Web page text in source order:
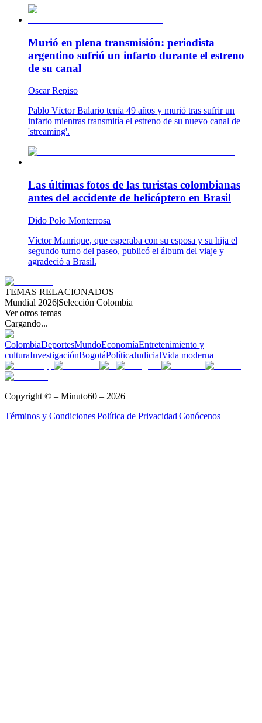
Murió en plena transmisión: periodista
argentino sufrió un infarto durante el estreno
de su canal
Oscar Repiso
Pablo Víctor Balario tenía 49 años y murió tras sufrir un
infarto mientras transmitía el estreno de su nuevo canal de
'streaming'.
Las últimas fotos de las turistas colombianas
antes del accidente de helicóptero en Brasil
Dido Polo Monterrosa
Víctor Manrique, que esperaba con su esposa y su hija el
segundo turno del paseo, publicó el álbum del viaje y
agradeció a Brasil.
TEMAS RELACIONADOS
Mundial 2026|Selección Colombia
Ver otros temas
Cargando...
ColombiaDeportesMundoEconomíaEntretenimiento y
culturaInvestigaciónBogotáPolíticaJudicialVida moderna
Copyright © – Minuto60 – 2026
Términos y Condiciones|Política de Privacidad|Conócenos